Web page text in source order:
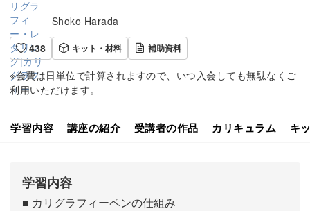
Shoko Harada
438
キット・材料 補助資料
※会費は日単位で計算されますので、いつ入会しても無駄なくご
利用いただけます。
学習内容 講座の紹介 受講者の作品 カリキュラム キ
学習内容
■ カリグラフィーペンの仕組み